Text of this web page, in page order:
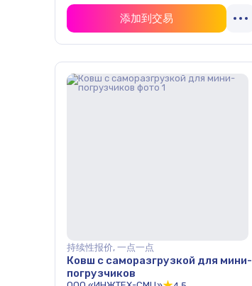
添加到交易
持续性报价, 一点一点
Ковш с саморазгрузкой для мини-
погрузчиков